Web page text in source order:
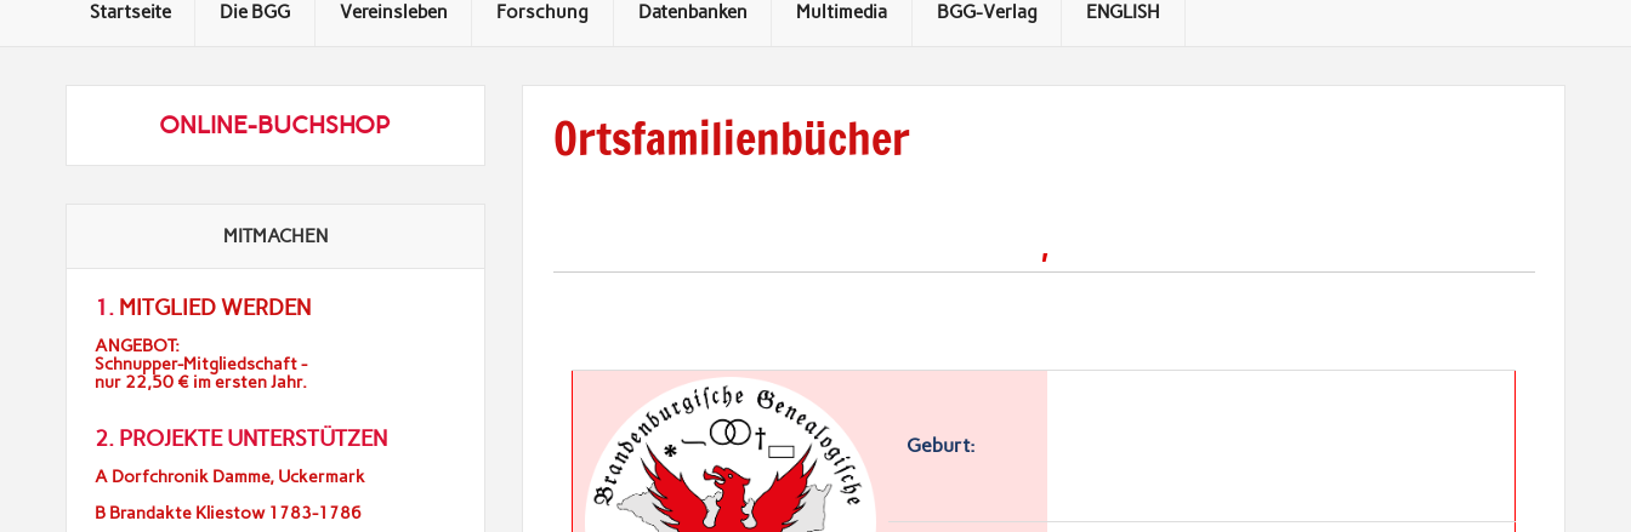
Startseite Die BGG Vereinsleben Forschung Datenbanken Multimedia BGG-Verlag ENGLISH
Ortsfamilienbücher
,
Geburt:
ONLINE-BUCHSHOP
MITMACHEN
1. MITGLIED WERDEN
ANGEBOT:
Schnupper-Mitgliedschaft -
nur 22,50 € im ersten Jahr.
2. PROJEKTE UNTERSTÜTZEN
A Dorfchronik Damme, Uckermark
B Brandakte Kliestow 1783-1786